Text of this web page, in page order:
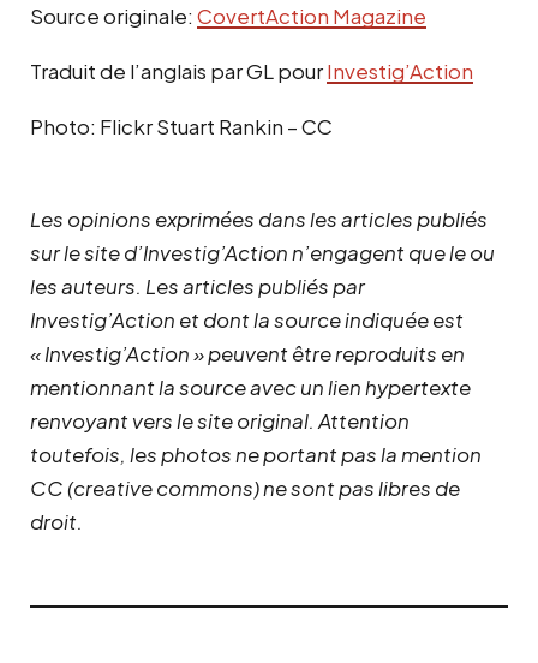
Source originale: CovertAction Magazine
Traduit de l’anglais par GL pourInvestig’Action
Photo: Flickr Stuart Rankin – CC
Les opinions exprimées dans les articles publiés
sur le site d’Investig’Action n’engagent que le ou
les auteurs. Les articles publiés par
Investig’Action et dont la source indiquée est
« Investig’Action » peuvent être reproduits en
mentionnant la source avec un lien hypertexte
renvoyant vers le site original. Attention
toutefois, les photos ne portant pas la mention
CC (creative commons) ne sont pas libres de
droit.